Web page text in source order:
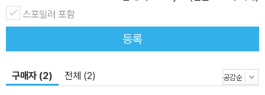
스포일러 포함
등록
구매자 (2) 전체 (2)